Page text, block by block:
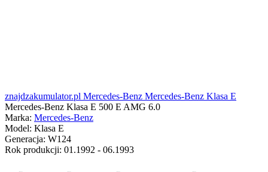
znajdzakumulator.pl Mercedes-Benz Mercedes-Benz Klasa E
Mercedes-Benz Klasa E 500 E AMG 6.0
Marka: Mercedes-Benz
Model: Klasa E
Generacja: W124
Rok produkcji: 01.1992 - 06.1993